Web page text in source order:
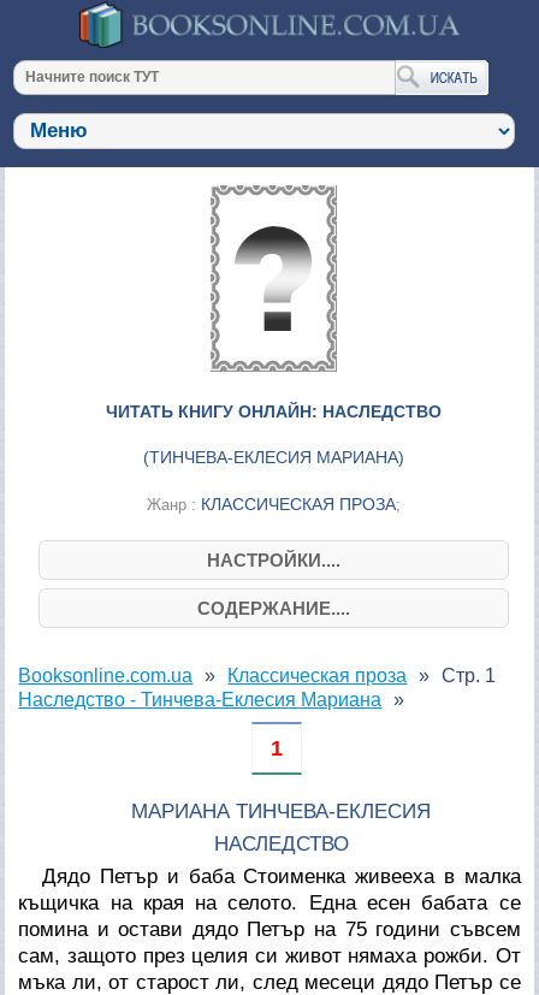
ЧИТАТЬ КНИГУ ОНЛАЙН: НАСЛЕДСТВО
(ТИНЧЕВА-ЕКЛЕСИЯ МАРИАНА)
Жанр : КЛАССИЧЕСКАЯ ПРОЗА;
НАСТРОЙКИ....
СОДЕРЖАНИЕ....
Booksonline.com.ua
Классическая проза
Наследство - Тинчева-Еклесия Мариана
Стр. 1
1
МАРИАНА ТИНЧЕВА-ЕКЛЕСИЯ
НАСЛЕДСТВО
Дядо Петър и баба Стоименка живееха в малка
къщичка на края на селото. Една есен бабата се
помина и остави дядо Петър на 75 години съвсем
сам, защото през целия си живот нямаха рожби. От
мъка ли, от старост ли, след месеци дядо Петър се